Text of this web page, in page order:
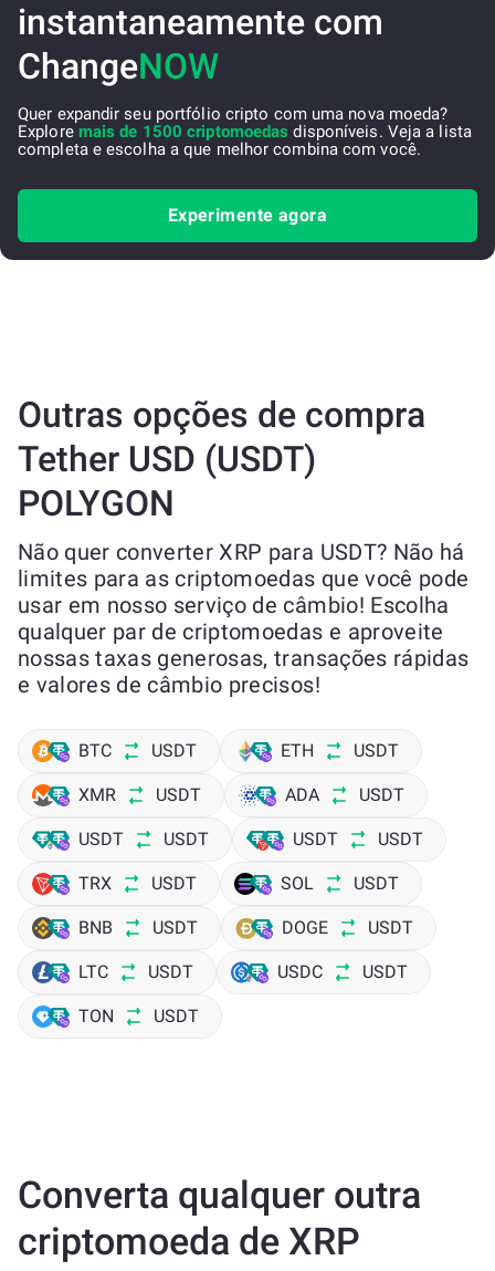
instantaneamente com
ChangeNOW
Quer expandir seu portfólio cripto com uma nova moeda?
Explore mais de 1500 criptomoedas disponíveis. Veja a lista
completa e escolha a que melhor combina com você.
Experimente agora
Outras opções de compra
Tether USD (USDT)
POLYGON
Não quer converter XRP para USDT? Não há
limites para as criptomoedas que você pode
usar em nosso serviço de câmbio! Escolha
qualquer par de criptomoedas e aproveite
nossas taxas generosas, transações rápidas
e valores de câmbio precisos!
BTC USDT ETH USDT
XMR USDT ADA USDT
USDT USDT USDT USDT
TRX USDT SOL USDT
BNB USDT DOGE USDT
LTC USDT USDC USDT
TON USDT
Converta qualquer outra
criptomoeda de XRP